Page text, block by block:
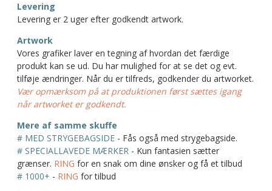
Levering
Levering er 2 uger efter godkendt artwork.
Artwork
Vores grafiker laver en tegning af hvordan det færdige
produkt kan se ud. Du har mulighed for at se det og evt.
tilføje ændringer. Når du er tilfreds, godkender du artworket.
Vær opmærksom på at produktionen først sættes igang
når artworket er godkendt.
Mere af samme skuffe
# MED STRYGEBAGSIDE - Fås også med strygebagside.
# SPECIALLAVEDE MÆRKER - Kun fantasien sætter
grænser. RING for en snak om dine ønsker og få et tilbud
# 1000+ - RING for tilbud